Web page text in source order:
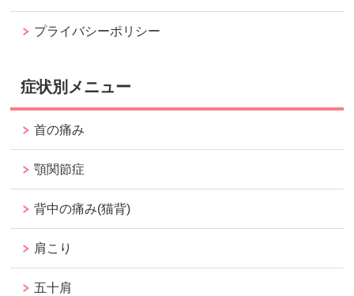
プライバシーポリシー
症状別メニュー
首の痛み
顎関節症
背中の痛み(猫背)
肩こり
五十肩